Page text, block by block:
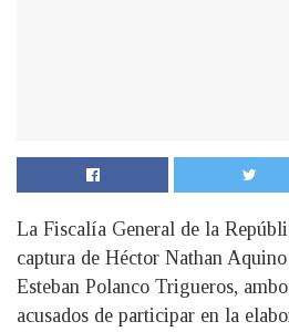
La Fiscalía General de la
captura de Héctor Nathan
Esteban Polanco Trigueros,
acusados de participar en la